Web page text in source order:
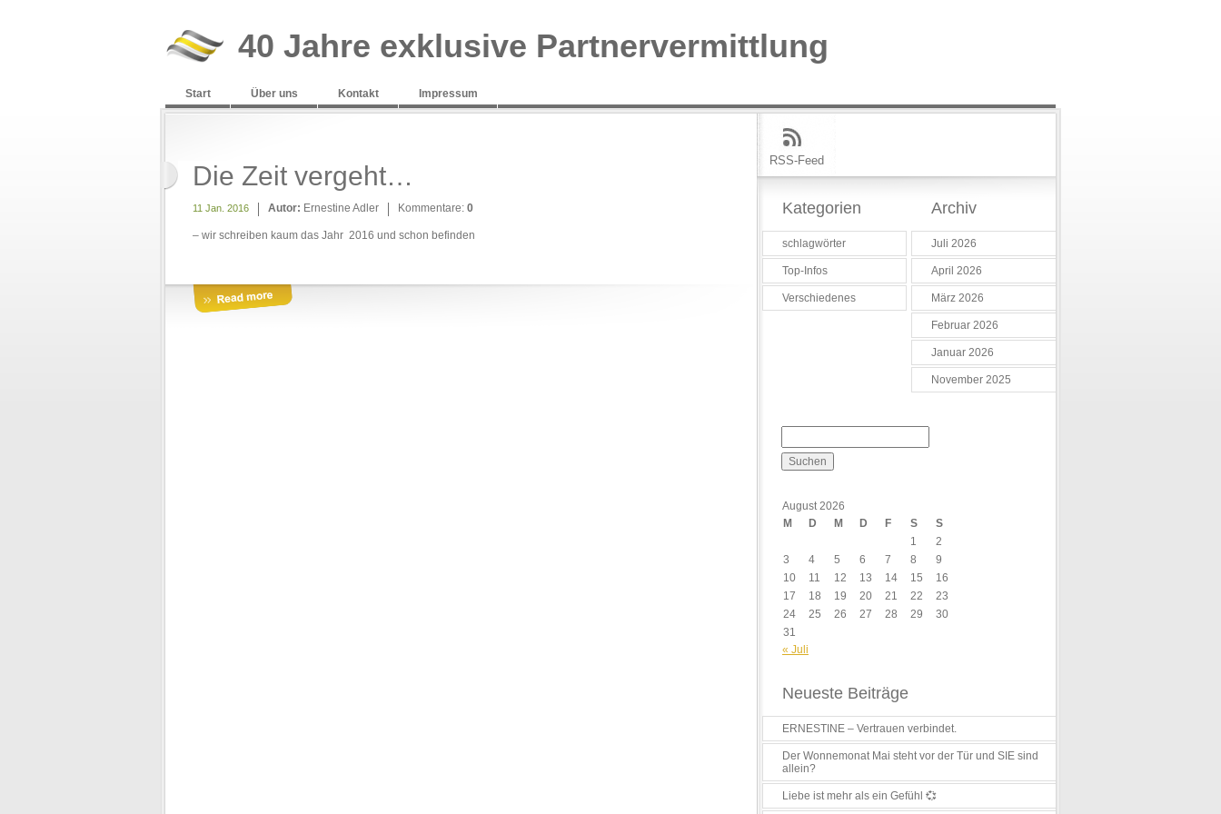
40 Jahre exklusive Partnervermittlung
Start Über uns Kontakt Impressum
Die Zeit vergeht…
11 Jan. 2016 Autor: Ernestine Adler Kommentare: 0
– wir schreiben kaum das Jahr 2016 und schon befinden
RSS-Feed
Kategorien
schlagwörter
Top-Infos
Verschiedenes
Archiv
Juli 2026
April 2026
März 2026
Februar 2026
Januar 2026
November 2025
August 2026
M
D M D F S
S
1
2
3
4 5 6 7 8
9
10
11 12 13 14 15
16
17
18 19 20 21 22
23
24
25 26 27 28 29
30
31
« Juli
Neueste Beiträge
ERNESTINE – Vertrauen verbindet.
Der Wonnemonat Mai steht vor der Tür und SIE sind
allein?
Liebe ist mehr als ein Gefühl 💞